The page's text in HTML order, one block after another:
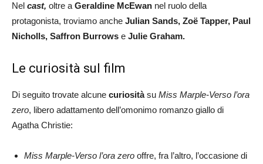
Nel cast, oltre a Geraldine McEwan nel ruolo della
protagonista, troviamo anche Julian Sands, Zoë Tapper, Paul
Nicholls, Saffron Burrows e Julie Graham.
Le curiosità sul film
Di seguito trovate alcune curiositàsu Miss Marple-Verso l’ora
zero, libero adattamento dell’omonimo romanzo giallo di
Agatha Christie:
Miss Marple-Verso l’ora zero offre, fra l’altro, l’occasione di